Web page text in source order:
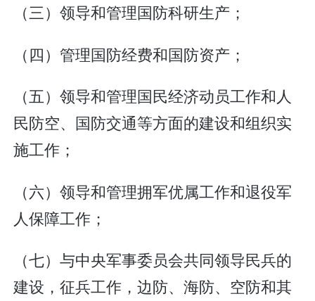
（三）领导和管理国防科研生产；
（四）管理国防经费和国防资产；
（五）领导和管理国民经济动员工作和人
民防空、国防交通等方面的建设和组织实
施工作；
（六）领导和管理拥军优属工作和退役军
人保障工作；
（七）与中央军事委员会共同领导民兵的
建设，征兵工作，边防、海防、空防和其